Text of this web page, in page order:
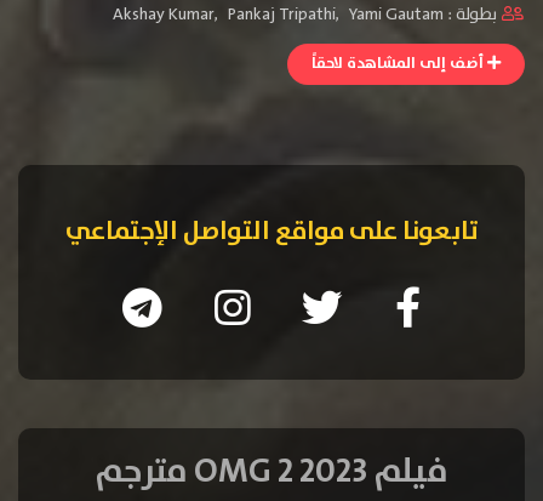
بطولة :
Akshay Kumar, Pankaj Tripathi, Yami Gautam
أضف إلى المشاهدة لاحقاً
تابعونا على مواقع التواصل الإجتماعي
فيلم OMG 2 2023 مترجم